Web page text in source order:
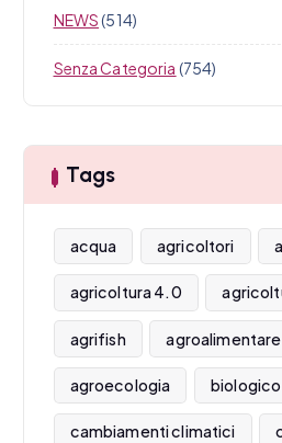
NEWS(514)
Senza Categoria (754)
Tags
acqua agricoltori
agricoltura 4.0
agrifish agroalimentare
agroecologia biologico
cambiamenti climatici